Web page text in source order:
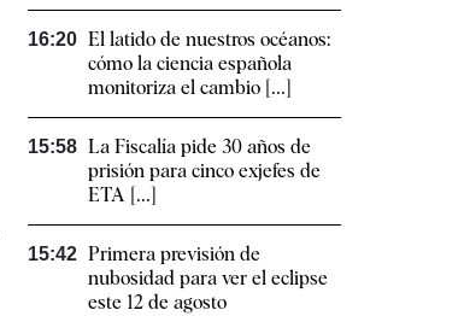
16:20 El latido de nuestros océanos:
cómo la ciencia española
monitoriza el cambio [...]
15:58 La Fiscalía pide 30 años de
prisión para cinco exjefes de
ETA [...]
15:42 Primera previsión de
nubosidad para ver el eclipse
este 12 de agosto